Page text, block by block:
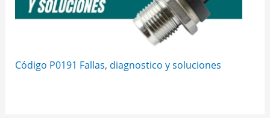
Código P0191 Fallas, diagnostico y soluciones